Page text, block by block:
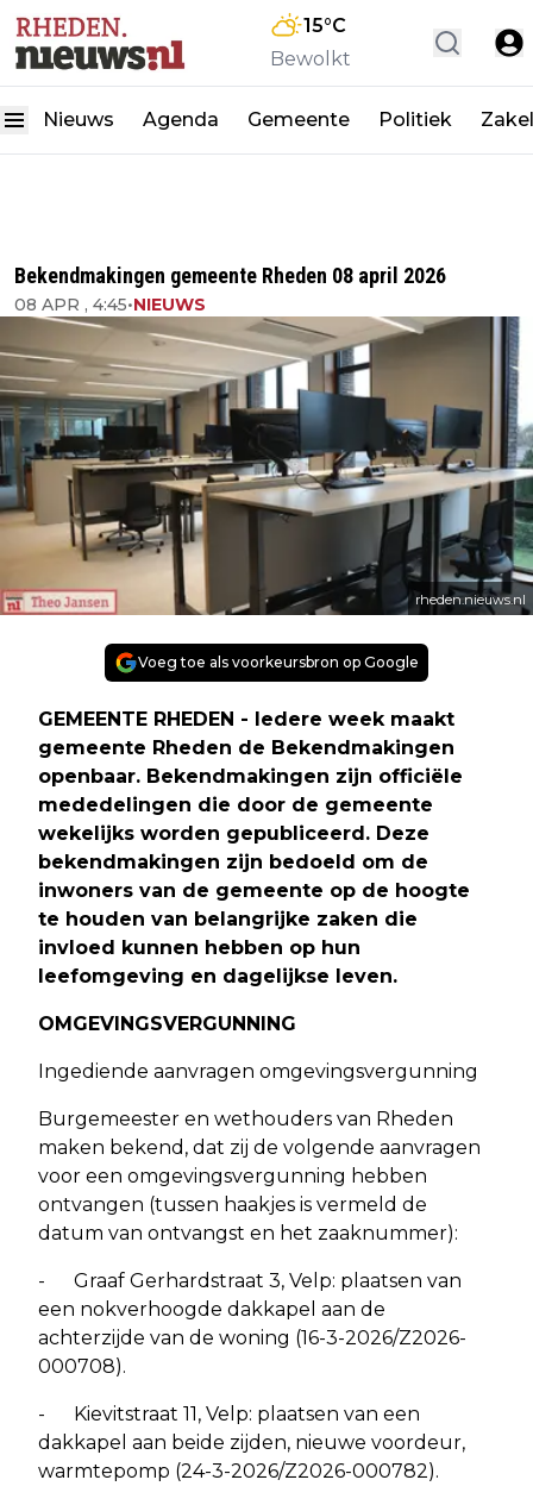
15°C
Bewolkt
Nieuws Agenda Gemeente Politiek
Bekendmakingen gemeente Rheden 08 april 2026
08 APR , 4:45•NIEUWS
rheden.nieuws.nl
Voeg toe als voorkeursbron op Google
GEMEENTE RHEDEN - Iedere week maakt
gemeente Rheden de Bekendmakingen
openbaar. Bekendmakingen zijn officiële
mededelingen die door de gemeente
wekelijks worden gepubliceerd. Deze
bekendmakingen zijn bedoeld om de
inwoners van de gemeente op de hoogte
te houden van belangrijke zaken die
invloed kunnen hebben op hun
leefomgeving en dagelijkse leven.
OMGEVINGSVERGUNNING
Ingediende aanvragen omgevingsvergunning
Burgemeester en wethouders van Rheden
maken bekend, dat zij de volgende aanvragen
voor een omgevingsvergunning hebben
ontvangen (tussen haakjes is vermeld de
datum van ontvangst en het zaaknummer):
- Graaf Gerhardstraat 3, Velp: plaatsen van
een nokverhoogde dakkapel aan de
achterzijde van de woning (16-3-2026/Z2026-
000708).
- Kievitstraat 11, Velp: plaatsen van een
dakkapel aan beide zijden, nieuwe voordeur,
warmtepomp (24-3-2026/Z2026-000782).